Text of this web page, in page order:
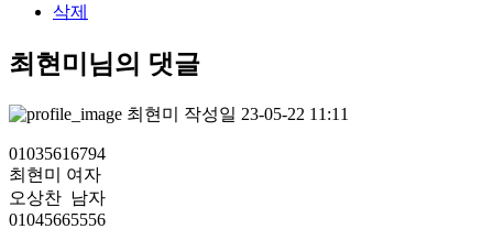
삭제
최현미님의 댓글
최현미 작성일 23-05-22 11:11
01035616794
최현미 여자
오상찬 남자
01045665556